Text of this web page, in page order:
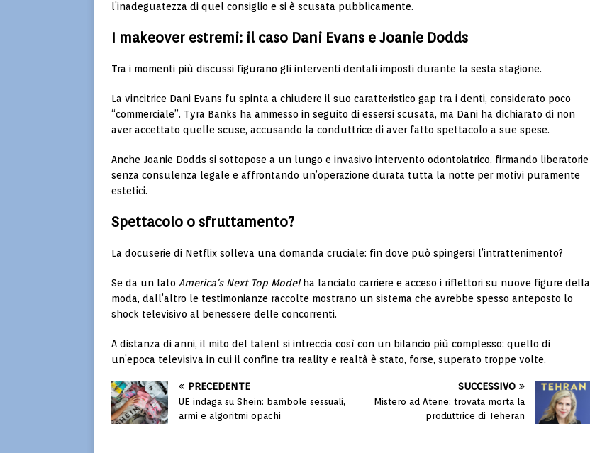
l’inadeguatezza di quel consiglio e si è scusata pubblicamente.
I makeover estremi: il caso Dani Evans e Joanie Dodds
Tra i momenti più discussi figurano gli interventi dentali imposti durante la sesta stagione.
La vincitrice Dani Evans fu spinta a chiudere il suo caratteristico gap tra i denti, considerato poco
“commerciale”. Tyra Banks ha ammesso in seguito di essersi scusata, ma Dani ha dichiarato di non
aver accettato quelle scuse, accusando la conduttrice di aver fatto spettacolo a sue spese.
Anche Joanie Dodds si sottopose a un lungo e invasivo intervento odontoiatrico, firmando liberatorie
senza consulenza legale e affrontando un’operazione durata tutta la notte per motivi puramente
estetici.
Spettacolo o sfruttamento?
La docuserie di Netflix solleva una domanda cruciale: fin dove può spingersi l’intrattenimento?
Se da un lato America’s Next Top Modelha lanciato carriere e acceso i riflettori su nuove figure della
moda, dall’altro le testimonianze raccolte mostrano un sistema che avrebbe spesso anteposto lo
shock televisivo al benessere delle concorrenti.
A distanza di anni, il mito del talent si intreccia così con un bilancio più complesso: quello di
un’epoca televisiva in cui il confine tra reality e realtà è stato, forse, superato troppe volte.
PRECEDENTE
UE indaga su Shein: bambole sessuali,
armi e algoritmi opachi
SUCCESSIVO
Mistero ad Atene: trovata morta la
produttrice di Teheran